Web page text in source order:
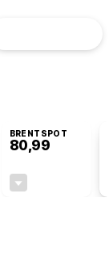
BRENTSPOT
80,99